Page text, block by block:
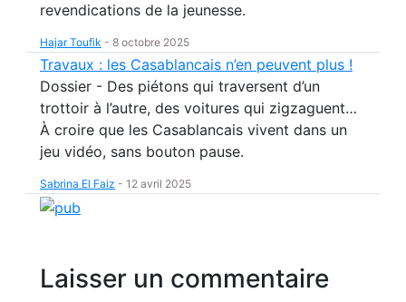
revendications de la jeunesse.
Hajar Toufik - 8 octobre 2025
Travaux : les Casablancais n’en peuvent plus !
Dossier - Des piétons qui traversent d’un
trottoir à l’autre, des voitures qui zigzaguent…
À croire que les Casablancais vivent dans un
jeu vidéo, sans bouton pause.
Sabrina El Faiz - 12 avril 2025
Laisser un commentaire